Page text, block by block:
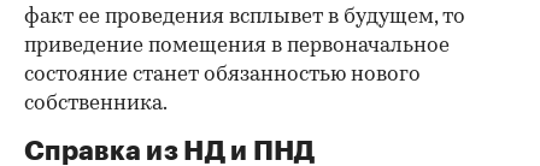
факт ее проведения всплывет в будущем, то
приведение помещения в первоначальное
состояние станет обязанностью нового
собственника.
Справка из НД и ПНД